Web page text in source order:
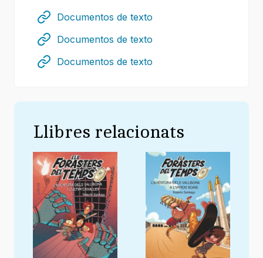
Documentos de texto
Documentos de texto
Documentos de texto
Llibres relacionats